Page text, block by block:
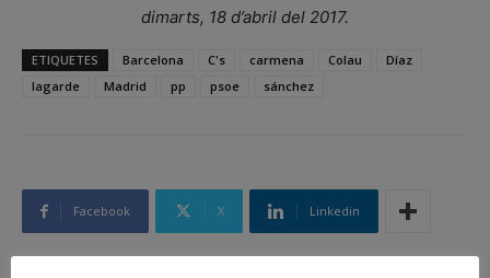
dimarts, 18 d’abril del 2017.
ETIQUETES Barcelona C's carmena Colau
Díaz
lagarde
Madrid pp psoe sánchez
Facebook X Linkedin